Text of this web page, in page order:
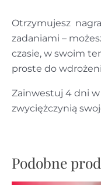
Otrzymujesz
zadaniami –
czasie, w swoim
proste do
Zainwestuj 4 dni w
zwyciężczynią
Podobne